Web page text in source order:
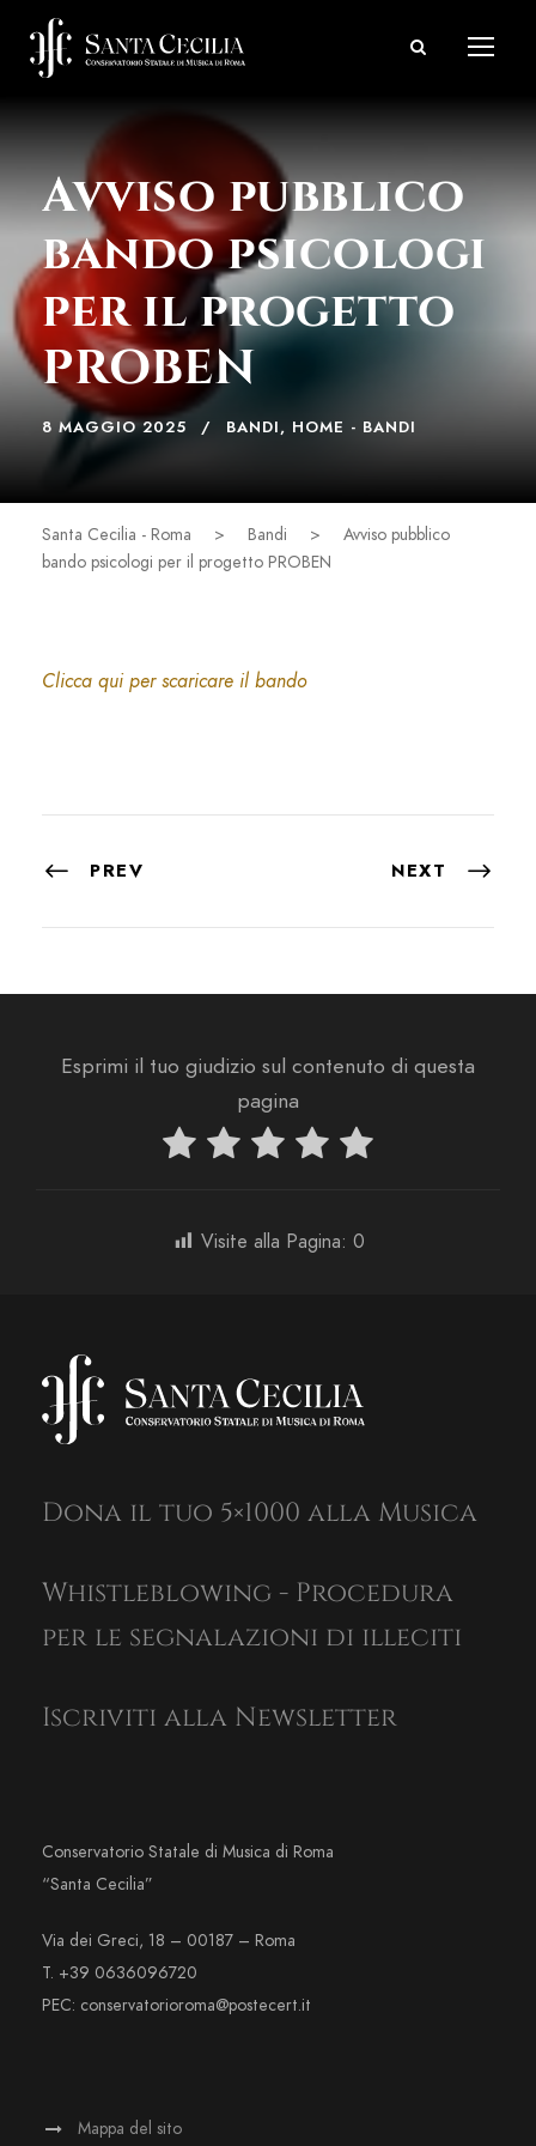
Avviso pubblico
bando psicologi
per il progetto
PROBEN
8 MAGGIO 2025 BANDI, HOME - BANDI
Santa Cecilia - Roma > Bandi >
Avviso pubblico
bando psicologi per il progetto PROBEN
Clicca qui per scaricare il bando
PREV NEXT
Esprimi il tuo giudizio sul contenuto di questa
pagina
Visite alla Pagina: 0
Dona il tuo 5×1000 alla Musica
Whistleblowing - Procedura
per le segnalazioni di illeciti
Iscriviti alla Newsletter
Conservatorio Statale di Musica di Roma
“Santa Cecilia”
Via dei Greci, 18 – 00187 – Roma
T. +39 0636096720
PEC: conservatorioroma@postecert.it
Mappa del sito